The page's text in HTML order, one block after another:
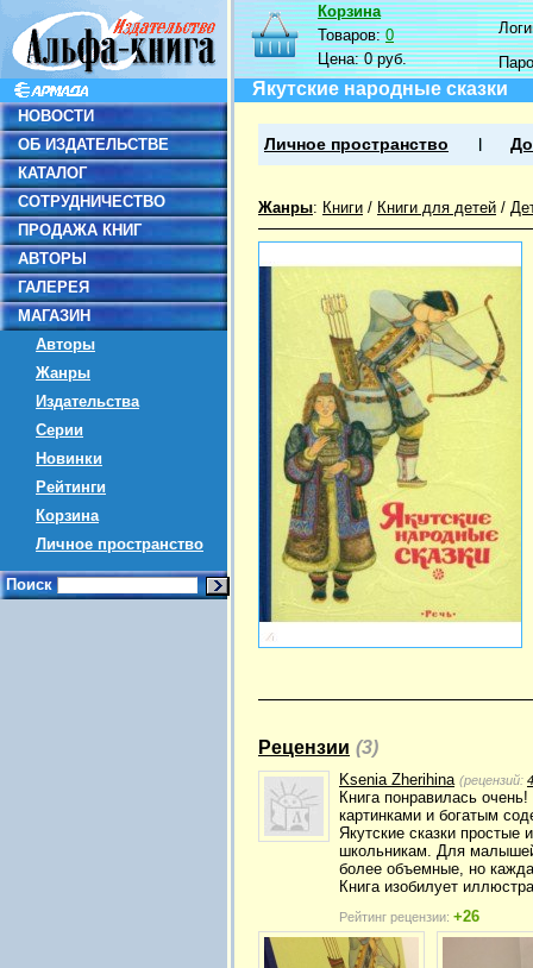
НОВОСТИ
ОБ ИЗДАТЕЛЬСТВЕ
КАТАЛОГ
СОТРУДНИЧЕСТВО
ПРОДАЖА КНИГ
АВТОРЫ
ГАЛЕРЕЯ
МАГАЗИН
Авторы
Жанры
Издательства
Серии
Новинки
Рейтинги
Корзина
Личное пространство
Поиск
Корзина
Товаров:0
Цена:0 руб.
Якутские народные сказки
Личное пространство
Жанры: Книги / Книги для детей /
Рецензии (3)
Ksenia Zherihina (рецензий: 4
Книга понравилась
картинками и богатым
Якутские сказки
школьникам. Для малышей
более объемные, но
Книга изобилует
Рейтинг рецензии: +26